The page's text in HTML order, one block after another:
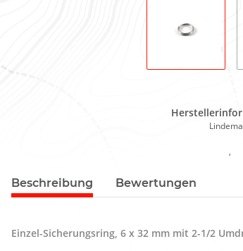
,
Beschreibung Bewertungen
Einzel-Sicherungsring, 6 x 32 mm mit 2-1/2